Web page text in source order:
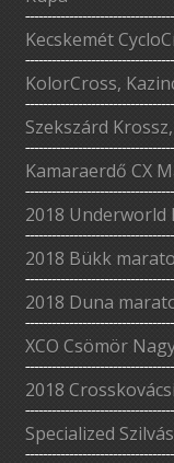
Kecskemét
KolorCross,
Szekszárd
Kamaraerdő CX
2018 Underworld
2018 Bükk
2018 Duna
XCO Csömör
2018
Specialized